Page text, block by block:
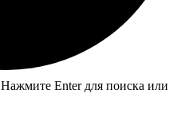
Нажмите Enter для поиска или